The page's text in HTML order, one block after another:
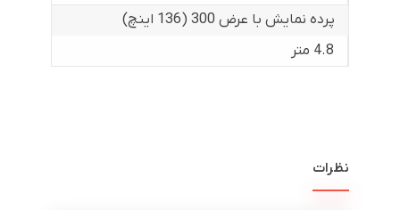
پرده نمایش با عرض 300 (136 اینچ)
4.8 متر
نظرات